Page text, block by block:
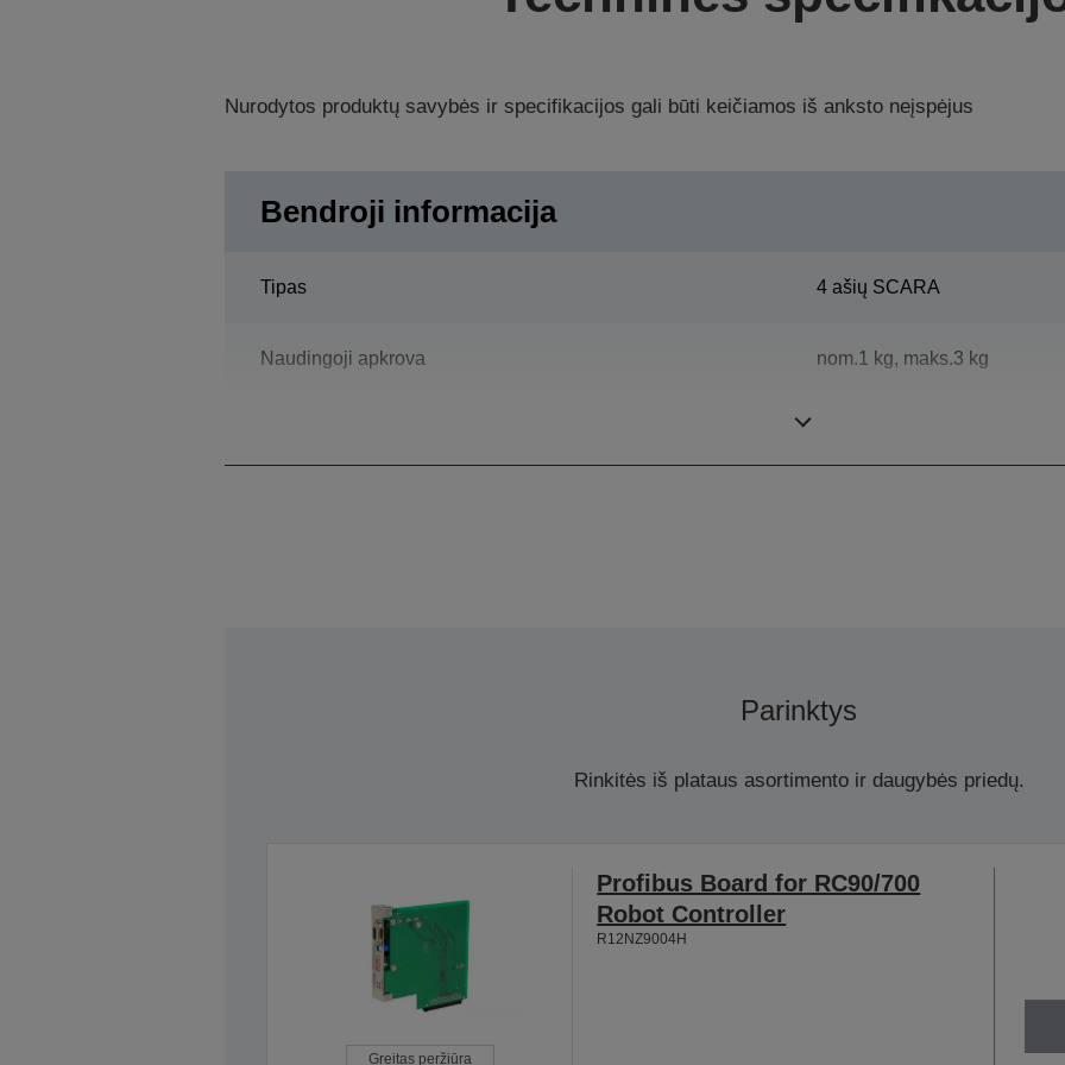
Nurodytos produktų savybės ir specifikacijos gali būti keičiamos iš anksto neįspėjus
Bendroji informacija
Tipas 4 ašių SCARA
Naudingoji apkrova nom.1 kg, maks.3 kg
Parinktys
Rinkitės iš plataus asortimento ir daugybės priedų.
Greitas peržiūra
Profibus Board for RC90/700
Robot Controller
R12NZ9004H